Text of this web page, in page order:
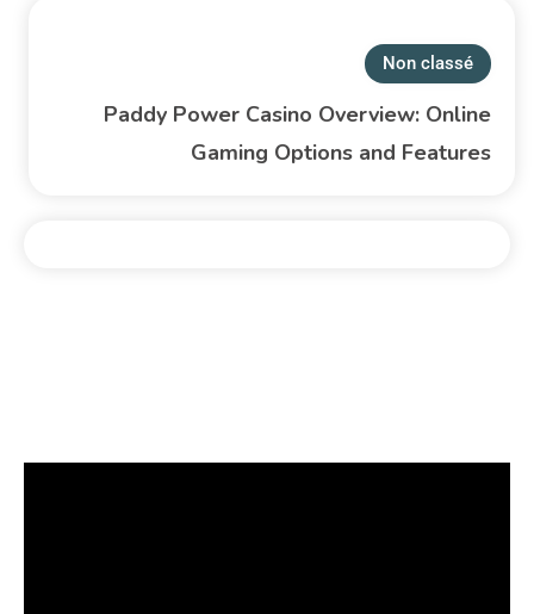
Non classé
Paddy Power Casino Overview: Online
Gaming Options and Features